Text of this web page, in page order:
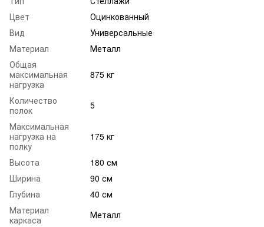
Цвет
Оцинкованный
Вид
Универсальные
Материал
Металл
Общая
максимальная
нагрузка
875 кг
Количество
полок
5
Максимальная
нагрузка на
полку
175 кг
Высота
180 см
Ширина
90 см
Глубина
40 см
Материал
каркаса
Металл